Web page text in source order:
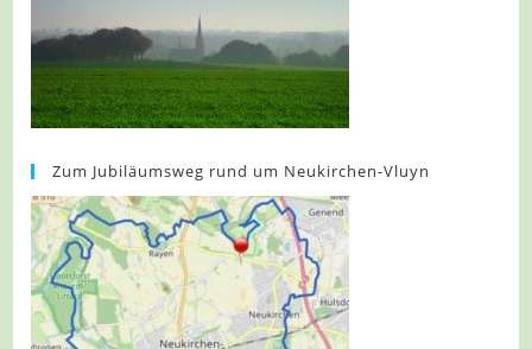
Zum Jubiläumsweg rund um Neukirchen-Vluyn